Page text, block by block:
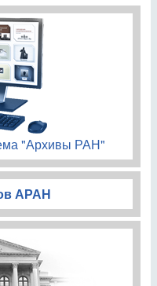
"Архивы РАН"
АРАН